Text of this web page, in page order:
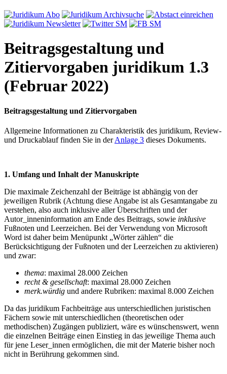
Beitragsgestaltung und
Zitiervorgaben juridikum 1.3
(Februar 2022)
Beitragsgestaltung und Zitiervorgaben
Allgemeine Informationen zu Charakteristik des juridikum, Review-
und Druckablauf finden Sie in derAnlage 3 dieses Dokuments.
1. Umfang und Inhalt der Manuskripte
Die maximale Zeichenzahl der Beiträge ist abhängig von der
jeweiligen Rubrik (Achtung diese Angabe ist als Gesamtangabe zu
verstehen, also auch inklusive aller Überschriften und der
Autor_inneninformation am Ende des Beitrags, sowie inklusive
Fußnoten und Leerzeichen. Bei der Verwendung von Microsoft
Word ist daher beim Menüpunkt „Wörter zählen“ die
Berücksichtigung der Fußnoten und der Leerzeichen zu aktivieren)
und zwar:
thema: maximal 28.000 Zeichen
recht & gesellschaft: maximal 28.000 Zeichen
merk.würdig und andere Rubriken: maximal 8.000 Zeichen
Da das juridikum Fachbeiträge aus unterschiedlichen juristischen
Fächern sowie mit unterschiedlichen (theoretischen oder
methodischen) Zugängen publiziert, wäre es wünschenswert, wenn
die einzelnen Beiträge einen Einstieg in das jeweilige Thema auch
für jene Leser_innen ermöglichen, die mit der Materie bisher noch
nicht in Berührung gekommen sind.